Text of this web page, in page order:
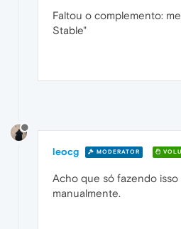
Faltou o complemento:
Stable"
leocg MODERATOR
Acho que só fazendo isso
manualmente.